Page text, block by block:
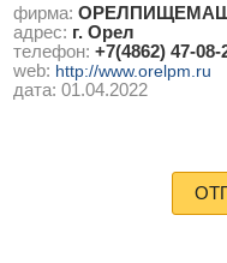
фирма:
адрес: г. Орел
телефон: +7(4862) 47-08-
web: http://www.orelpm.ru
дата: 01.04.2022